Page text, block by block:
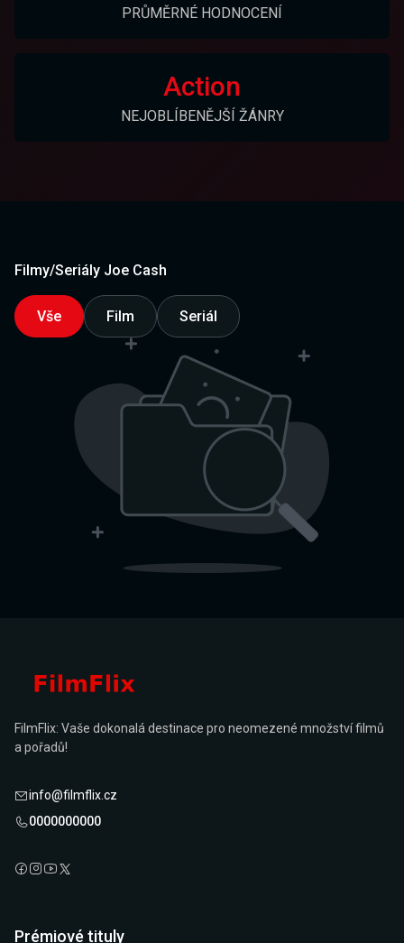
PRŮMĚRNÉ HODNOCENÍ
Action
NEJOBLÍBENĚJŠÍ ŽÁNRY
Filmy/Seriály Joe Cash
Vše Film Seriál
FilmFlix: Vaše dokonalá destinace pro neomezené množství filmů
a pořadů!
info@filmflix.cz
0000000000
Prémiové tituly